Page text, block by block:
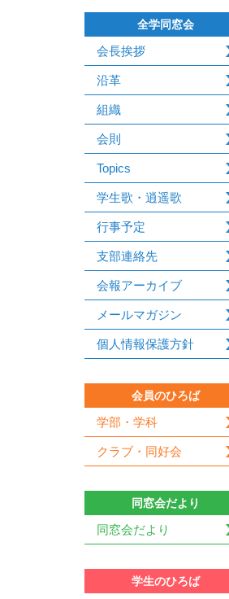
全学同窓会
会長挨拶
沿革
組織
会則
Topics
学生歌・逍遥歌
行事予定
支部連絡先
会報アーカイブ
メールマガジン
個人情報保護方針
会員のひろば
学部・学科
クラブ・同好会
同窓会だより
同窓会だより
学生のひろば